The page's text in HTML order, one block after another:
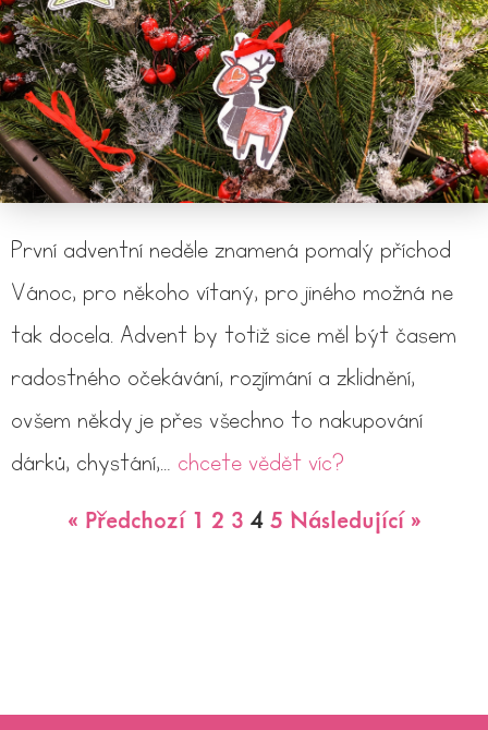
První adventní neděle znamená pomalý příchod
Vánoc, pro někoho vítaný, pro jiného možná ne
tak docela. Advent by totiž sice měl být časem
radostného očekávání, rozjímání a zklidnění,
ovšem někdy je přes všechno to nakupování
dárků, chystání,… chcete vědět víc?
« Předchozí 1 2 3 4 5 Následující »